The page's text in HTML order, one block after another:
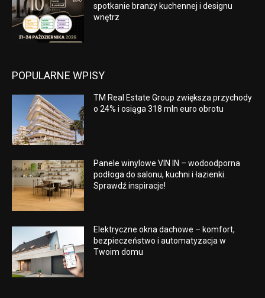
spotkanie branży kuchennej i designu
wnętrz
POPULARNE WPISY
TM Real Estate Group zwiększa przychody
o 24% i osiąga 318 mln euro obrotu
Panele winylowe VIN IN – wodoodporna
podłoga do salonu, kuchni i łazienki.
Sprawdź inspiracje!
Elektryczne okna dachowe – komfort,
bezpieczeństwo i automatyzacja w
Twoim domu